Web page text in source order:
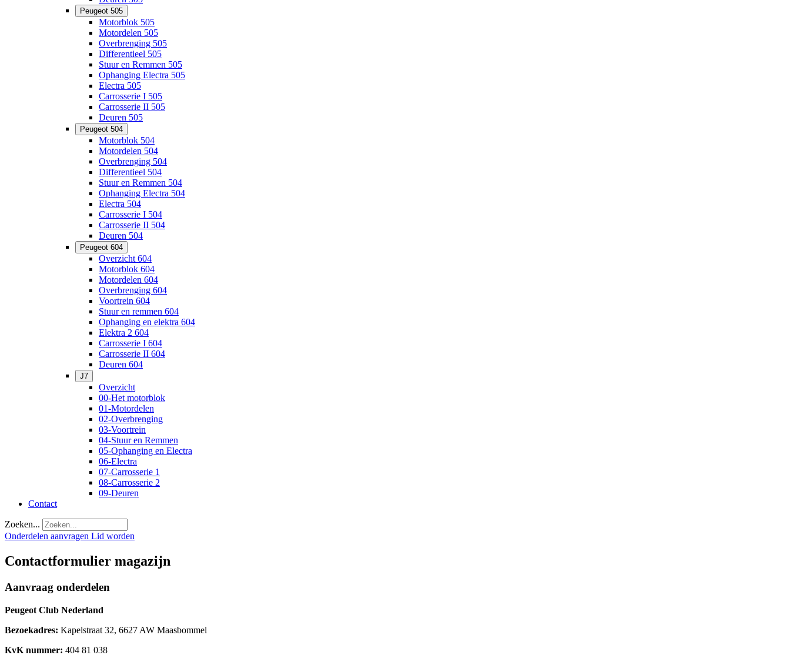
Peugeot 505
Motorblok 505
Motordelen 505
Overbrenging 505
Differentieel 505
Stuur en Remmen 505
Ophanging Electra 505
Electra 505
Carrosserie I 505
Carrosserie II 505
Deuren 505
Peugeot 504
Motorblok 504
Motordelen 504
Overbrenging 504
Differentieel 504
Stuur en Remmen 504
Ophanging Electra 504
Electra 504
Carrosserie I 504
Carrosserie II 504
Deuren 504
Peugeot 604
Overzicht 604
Motorblok 604
Motordelen 604
Overbrenging 604
Voortrein 604
Stuur en remmen 604
Ophanging en elektra 604
Elektra 2 604
Carrosserie I 604
Carrosserie II 604
Deuren 604
J7
Overzicht
00-Het motorblok
01-Motordelen
02-Overbrenging
03-Voortrein
04-Stuur en Remmen
05-Ophanging en Electra
06-Electra
07-Carrosserie 1
08-Carrosserie 2
09-Deuren
Contact
Zoeken...
Onderdelen aanvragen Lid worden
Contactformulier magazijn
Aanvraag onderdelen
Peugeot Club Nederland
Bezoekadres: Kapelstraat 32, 6627 AW Maasbommel
KvK nummer: 404 81 038